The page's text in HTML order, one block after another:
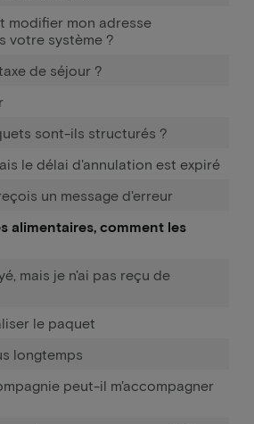
modifier mon adresse
votre système ?
de séjour ?
sont-ils structurés ?
le délai d'annulation est expiré
un message d'erreur
alimentaires, comment les
mais je n'ai pas reçu de
le paquet
longtemps
peut-il m'accompagner